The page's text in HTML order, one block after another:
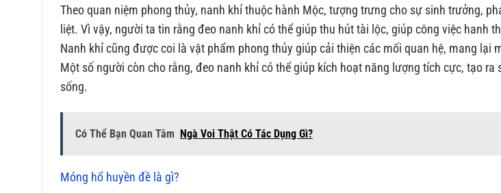
Theo quan niệm phong thủy, nanh khỉ thuộc hành Mộc, tượng trưng cho sự sinh trưởng,
liệt. Vì vậy, người ta tin rằng đeo nanh khỉ có thể giúp thu hút tài lộc, giúp công việc hanh
Nanh khỉ cũng được coi là vật phẩm phong thủy giúp cải thiện các mối quan hệ, mang lại
Một số người còn cho rằng, đeo nanh khỉ có thể giúp kích hoạt năng lượng tích cực, tạo ra
sống.
Có Thể Bạn Quan Tâm Ngà Voi Thật Có Tác Dụng Gì?
Móng hổ huyền đề là gì?